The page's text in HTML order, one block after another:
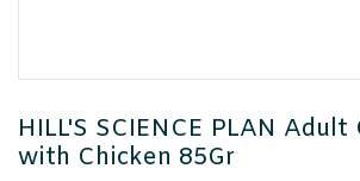
HILL'S SCIENCE PLAN Adult
with Chicken 85Gr